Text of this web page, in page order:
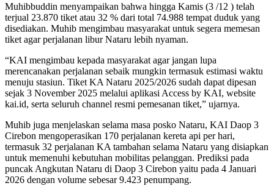
Muhibbuddin menyampaikan bahwa hingga Kamis (3 /12 ) telah
terjual 23.870 tiket atau 32 % dari total 74.988 tempat duduk yang
disediakan. Muhib mengimbau masyarakat untuk segera memesan
tiket agar perjalanan libur Nataru lebih nyaman.
“KAI mengimbau kepada masyarakat agar jangan lupa
merencanakan perjalanan sebaik mungkin termasuk estimasi waktu
menuju stasiun. Tiket KA Nataru 2025/2026 sudah dapat dipesan
sejak 3 November 2025 melalui aplikasi Access by KAI, website
kai.id, serta seluruh channel resmi pemesanan tiket,” ujarnya.
Muhib juga menjelaskan selama masa posko Nataru, KAI Daop 3
Cirebon mengoperasikan 170 perjalanan kereta api per hari,
termasuk 32 perjalanan KA tambahan selama Nataru yang disiapkan
untuk memenuhi kebutuhan mobilitas pelanggan. Prediksi pada
puncak Angkutan Nataru di Daop 3 Cirebon yaitu pada 4 Januari
2026 dengan volume sebesar 9.423 penumpang.